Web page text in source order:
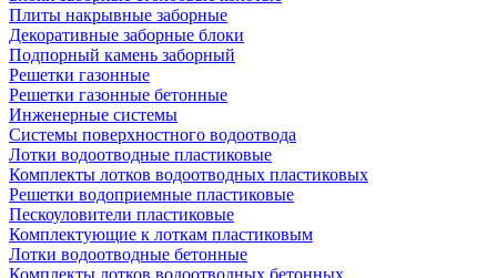
Плиты накрывные заборные
Декоративные заборные блоки
Подпорный камень заборный
Решетки газонные
Решетки газонные бетонные
Инженерные системы
Системы поверхностного водоотвода
Лотки водоотводные пластиковые
Комплекты лотков водоотводных пластиковых
Решетки водоприемные пластиковые
Пескоуловители пластиковые
Комплектующие к лоткам пластиковым
Лотки водоотводные бетонные
Комплекты лотков водоотводных бетонных